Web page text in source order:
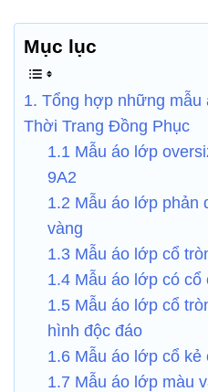
Mục lục
1. Tổng hợp những mẫu
Thời Trang Đồng Phục
1.1 Mẫu áo lớp
9A2
1.2 Mẫu áo lớp phản
vàng
1.3 Mẫu áo lớp cổ
1.4 Mẫu áo lớp có
1.5 Mẫu áo lớp cổ
hình độc đáo
1.6 Mẫu áo lớp cổ kẻ
1.7 Mẫu áo lớp màu